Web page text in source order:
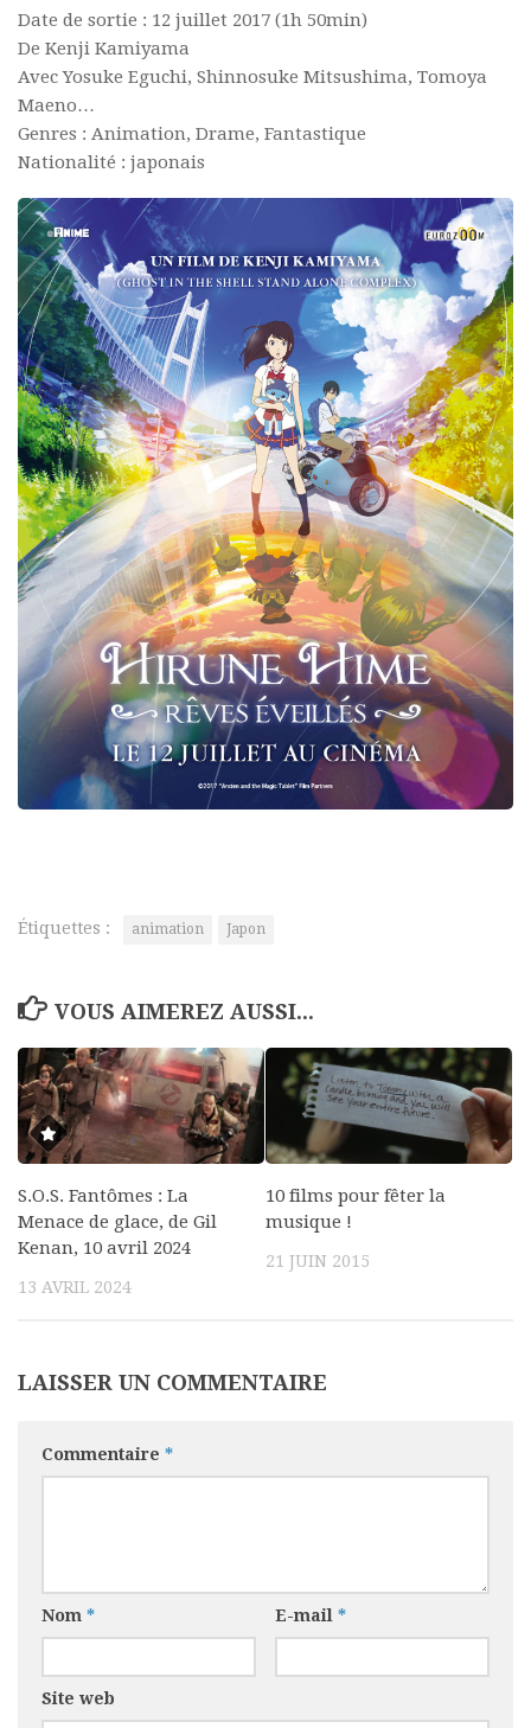
Date de sortie : 12 juillet 2017 (1h 50min)
De Kenji Kamiyama
Avec Yosuke Eguchi, Shinnosuke Mitsushima, Tomoya
Maeno…
Genres : Animation, Drame, Fantastique
Nationalité : japonais
Étiquettes : animation Japon
VOUS AIMEREZ AUSSI...
S.O.S. Fantômes : La
Menace de glace, de Gil
Kenan, 10 avril 2024
13 AVRIL 2024
10 films pour fêter la
musique !
21 JUIN 2015
LAISSER UN COMMENTAIRE
Commentaire *
Nom * E-mail *
Site web